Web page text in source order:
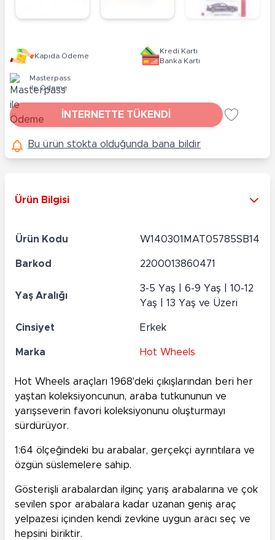
Kapıda Ödeme
Kredi Kartı
Banka Kartı
Masterpass
ile Ödeme
İNTERNETTE TÜKENDİ
Bu ürün stokta olduğunda bana bildir
Ürün Bilgisi
Ürün Kodu W140301MAT05785SB14
Barkod 2200013860471
Yaş Aralığı
3-5 Yaş | 6-9 Yaş | 10-12
Yaş | 13 Yaş ve Üzeri
Cinsiyet Erkek
Marka Hot Wheels
Hot Wheels araçları 1968'deki çıkışlarından beri her
yaştan koleksiyoncunun, araba tutkununun ve
yarışseverin favori koleksiyonunu oluşturmayı
sürdürüyor.
1:64 ölçeğindeki bu arabalar, gerçekçi ayrıntılara ve
özgün süslemelere sahip.
Gösterişli arabalardan ilginç yarış arabalarına ve çok
sevilen spor arabalara kadar uzanan geniş araç
yelpazesi içinden kendi zevkine uygun aracı seç ve
hepsini biriktir.